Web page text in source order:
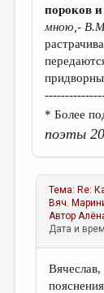
пороков
мною,-
* Более
поэты
Тема: Re:
Вяч.
Автор
Дата и